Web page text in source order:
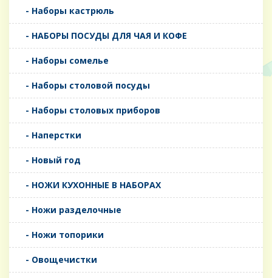
- Наборы кастрюль
- НАБОРЫ ПОСУДЫ ДЛЯ ЧАЯ И КОФЕ
- Наборы сомелье
- Наборы столовой посуды
- Наборы столовых приборов
- Наперстки
- Новый год
- НОЖИ КУХОННЫЕ В НАБОРАХ
- Ножи разделочные
- Ножи топорики
- Овощечистки